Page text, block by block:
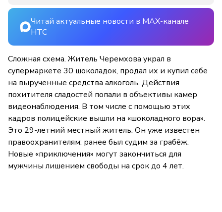
Читай актуальные новости в MAX-канале
НТС
Сложная схема. Житель Черемхова украл в
супермаркете 30 шоколадок, продал их и купил себе
на вырученные средства алкоголь. Действия
похитителя сладостей попали в объективы камер
видеонаблюдения. В том числе с помощью этих
кадров полицейские вышли на «шоколадного вора».
Это 29-летний местный житель. Он уже известен
правоохранителям: ранее был судим за грабёж.
Новые «приключения» могут закончиться для
мужчины лишением свободы на срок до 4 лет.